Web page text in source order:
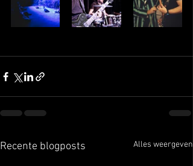
Recente blogposts Alles weergeven